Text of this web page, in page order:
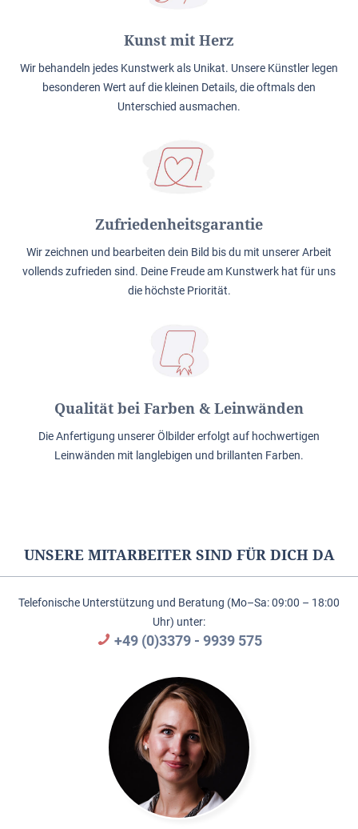
Kunst mit Herz
Wir behandeln jedes Kunstwerk als Unikat. Unsere Künstler legen
besonderen Wert auf die kleinen Details, die oftmals den
Unterschied ausmachen.
Zufriedenheitsgarantie
Wir zeichnen und bearbeiten dein Bild bis du mit unserer Arbeit
vollends zufrieden sind. Deine Freude am Kunstwerk hat für uns
die höchste Priorität.
Qualität bei Farben & Leinwänden
Die Anfertigung unserer Ölbilder erfolgt auf hochwertigen
Leinwänden mit langlebigen und brillanten Farben.
UNSERE MITARBEITER SIND FÜR DICH DA
Telefonische Unterstützung und Beratung (Mo–Sa: 09:00 – 18:00
Uhr) unter:
+49 (0)3379 - 9939 575